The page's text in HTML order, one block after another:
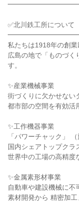
✅北川鉄工所について
私たちは1918年の創業
広島の地で「ものづく
す。
✨産業機械事業
街づくりに欠かせない
都市部の空間を有効活
✨工作機器事業
「パワーチャック」
国内シェアトップクラ
世界中の工場の高精度
✨金属素形材事業
自動車や建設機械に不
素材開発から 精密加工